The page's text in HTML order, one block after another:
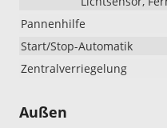
Pannenhilfe
Start/Stop-Automatik
Zentralverriegelung
Außen